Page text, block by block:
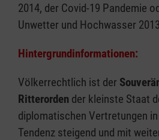
2014, der Covid-19 Pandemie
Unwetter und Hochwasser
Hintergrundinformationen:
Völkerrechtlich ist der
Ritterorden der kleinste Staat
diplomatischen Vertretungen
Tendenz steigend und mit